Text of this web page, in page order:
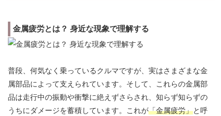
金属疲労とは？ 身近な現象で理解する
普段、何気なく乗っているクルマですが、実はさまざまな金
属部品によって支えられています。そして、これらの金属部
品は走行中の振動や衝撃に絶えずさらされ、知らず知らずの
うちにダメージを蓄積しています。これが「金属疲労」と呼